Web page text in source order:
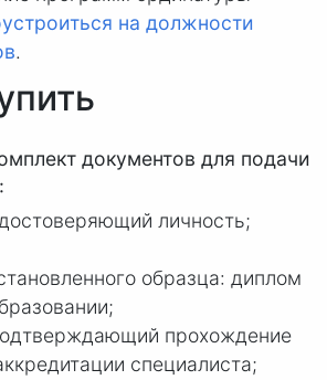
на должности
.
документов для подачи
личность;
образца: диплом
прохождение
специалиста;